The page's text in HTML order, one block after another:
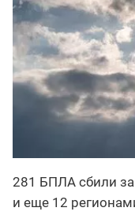
281 БПЛА сбили
и еще 12